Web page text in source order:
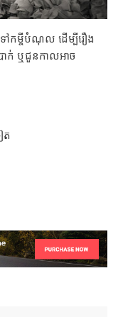
ៅកម្ចីបំណុល ដើម្បីរឿង
រាក់ ឬជួនកាលអាច
ត